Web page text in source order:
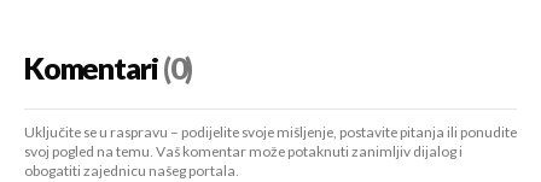
Komentari(0)
Uključite se u raspravu – podijelite svoje mišljenje, postavite pitanja ili ponudite
svoj pogled na temu. Vaš komentar može potaknuti zanimljiv dijalog i
obogatiti zajednicu našeg portala.